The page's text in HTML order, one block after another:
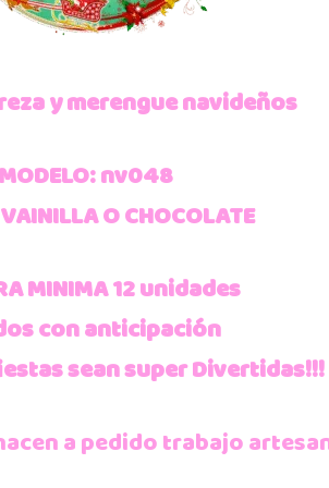
y merengue navideños
MODELO: nv048
O CHOCOLATE
MINIMA 12 unidades
con anticipación
sean super Divertidas!!!
a pedido trabajo